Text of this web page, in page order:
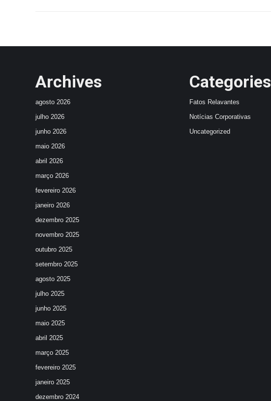
Archives
agosto 2026
julho 2026
junho 2026
maio 2026
abril 2026
março 2026
fevereiro 2026
janeiro 2026
dezembro 2025
novembro 2025
outubro 2025
setembro 2025
agosto 2025
julho 2025
junho 2025
maio 2025
abril 2025
março 2025
fevereiro 2025
janeiro 2025
dezembro 2024
Categories
Fatos Relavantes
Notícias Corporativas
Uncategorized